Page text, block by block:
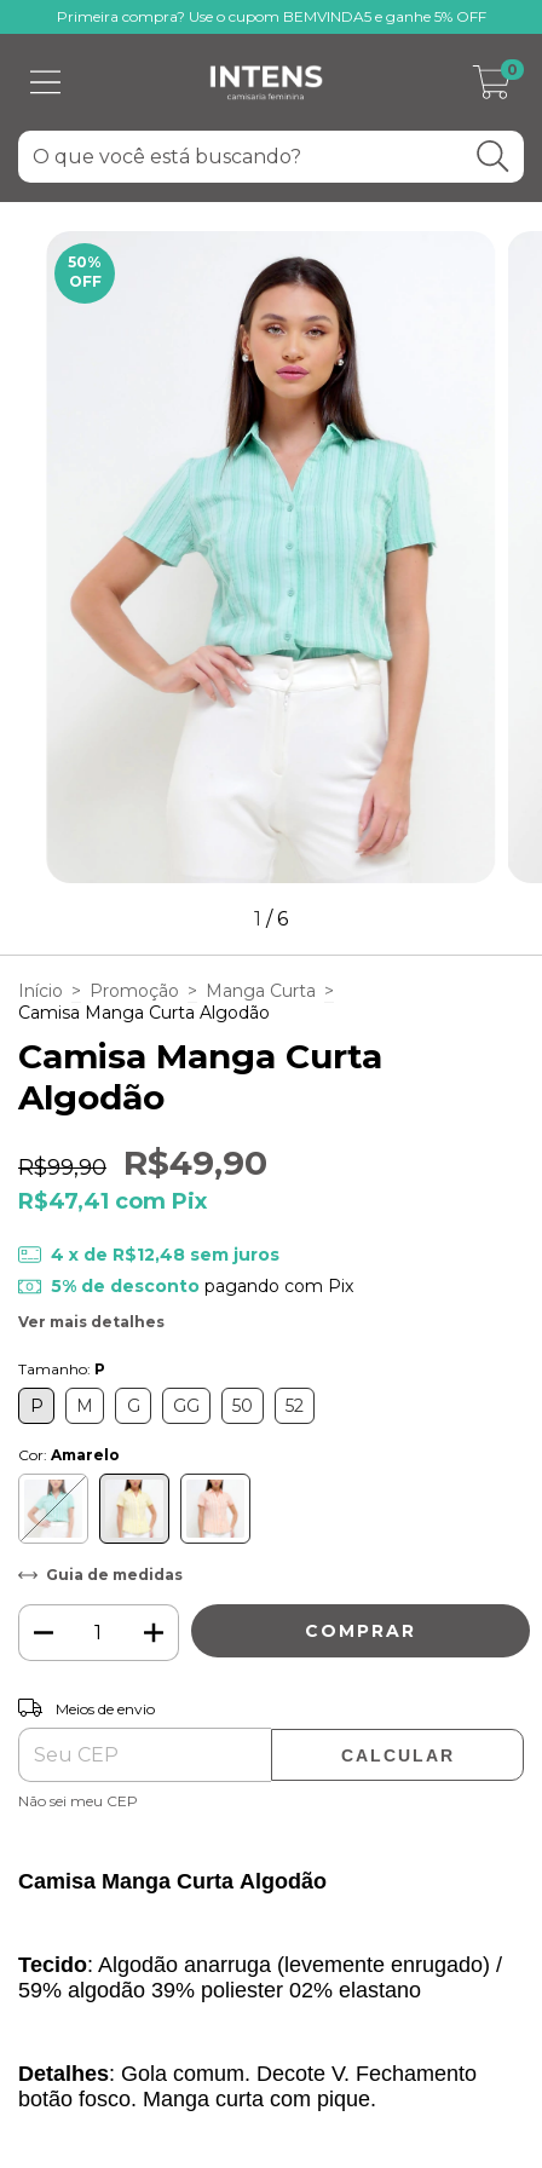
Primeira compra? Use o cupom BEMVINDA5 e ganhe 5% OFF
0
50%
OFF
1 /6
Início > Promoção > Manga Curta >
Camisa Manga Curta Algodão
Camisa Manga Curta
Algodão
R$99,90 R$49,90
R$47,41 com Pix
4 x de R$12,48 sem juros
5% de descontopagando com Pix
Ver mais detalhes
Tamanho: P
P M G GG 50 52
Cor: Amarelo
Guia de medidas
Entregas para o CEP:
Meios de envio
CALCULAR
Não sei meu CEP
Camisa Manga Curta Algodão
Tecido: Algodão anarruga (levemente enrugado) /
59% algodão 39% poliester 02% elastano
Detalhes: Gola comum. Decote V. Fechamento
botão fosco. Manga curta com pique.